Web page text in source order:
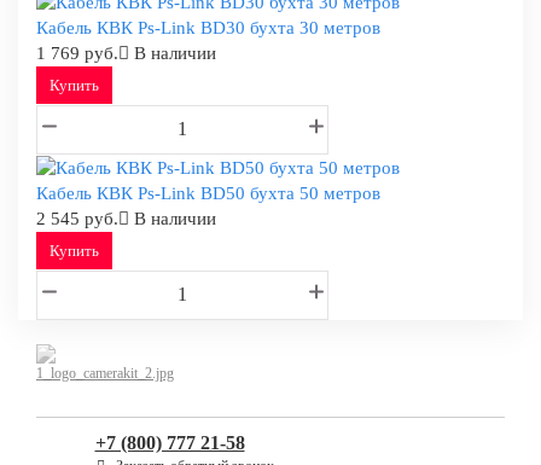
Кабель КВК Ps-Link BD30 бухта 30 метров
1 769 руб.
В наличии
Купить
Кабель КВК Ps-Link BD50 бухта 50 метров
2 545 руб.
В наличии
Купить
+7 (800) 777 21-58